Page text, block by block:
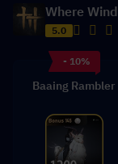
Where
5.0
- 10%
Baaing Rambler